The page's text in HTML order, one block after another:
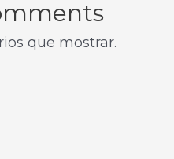
que mostrar.